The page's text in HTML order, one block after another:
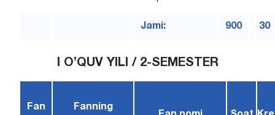
Jami: 900 30
I O’QUV YILI / 2-SEMESTER
Fan
Fanning